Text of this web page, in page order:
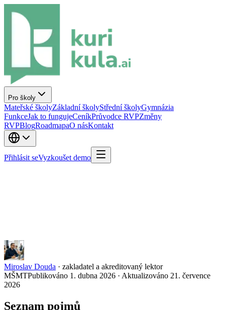
Pro školy
Mateřské školyZákladní školyStřední školyGymnázia
FunkceJak to fungujeCeníkPrůvodce RVPZměny
RVPBlogRoadmapaO násKontakt
Přihlásit seVyzkoušet demo
Miroslav Douda · zakladatel a akreditovaný lektor
MŠMTPublikováno 1. dubna 2026 · Aktualizováno 21. července
2026
Seznam pojmů